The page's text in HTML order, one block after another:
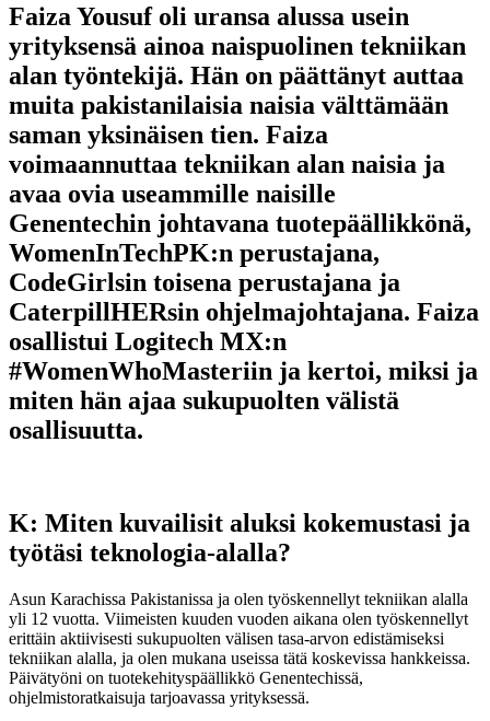
Faiza Yousuf oli uransa alussa usein
yrityksensä ainoa naispuolinen tekniikan
alan työntekijä. Hän on päättänyt auttaa
muita pakistanilaisia naisia välttämään
saman yksinäisen tien. Faiza
voimaannuttaa tekniikan alan naisia ja
avaa ovia useammille naisille
Genentechin johtavana tuotepäällikkönä,
WomenInTechPK:n perustajana,
CodeGirlsin toisena perustajana ja
CaterpillHERsin ohjelmajohtajana. Faiza
osallistui Logitech MX:n
#WomenWhoMasteriin ja kertoi, miksi ja
miten hän ajaa sukupuolten välistä
osallisuutta.
K: Miten kuvailisit aluksi kokemustasi ja
työtäsi teknologia-alalla?
Asun Karachissa Pakistanissa ja olen työskennellyt tekniikan alalla
yli 12 vuotta. Viimeisten kuuden vuoden aikana olen työskennellyt
erittäin aktiivisesti sukupuolten välisen tasa-arvon edistämiseksi
tekniikan alalla, ja olen mukana useissa tätä koskevissa hankkeissa.
Päivätyöni on tuotekehityspäällikkö Genentechissä,
ohjelmistoratkaisuja tarjoavassa yrityksessä.